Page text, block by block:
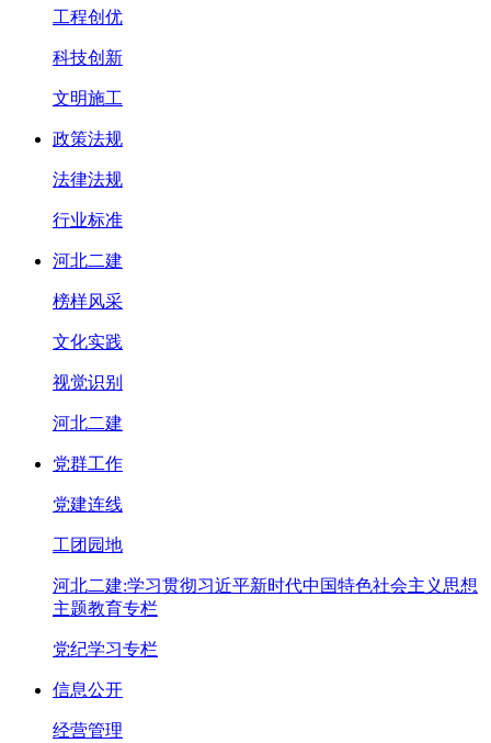
工程创优
科技创新
文明施工
政策法规
法律法规
行业标准
河北二建
榜样风采
文化实践
视觉识别
河北二建
党群工作
党建连线
工团园地
河北二建:学习贯彻习近平新时代中国特色社会主义思想
主题教育专栏
党纪学习专栏
信息公开
经营管理